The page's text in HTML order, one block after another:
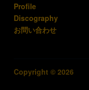
Profile
Discography
お問い合わせ
Copyright © 2026